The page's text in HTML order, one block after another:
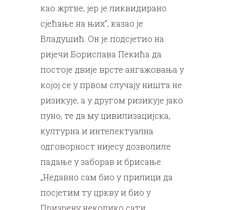
као жртве, јер је ликвидирано
сјећање на њих”, казао је
Владушић. Он је подсјетио на
ријечи Борислава Пекића да
постоје двије врсте ангажовања у
којој се у првом случају ништа не
ризикује, а у другом ризикује јако
пуно, те да му цивилизацијска,
културна и интелектуална
одговорност нијесу дозволиле
падање у заборав и брисање.
„Недавно сам био у прилици да
посјетим ту цркву и био у
Призрену неколико сати.